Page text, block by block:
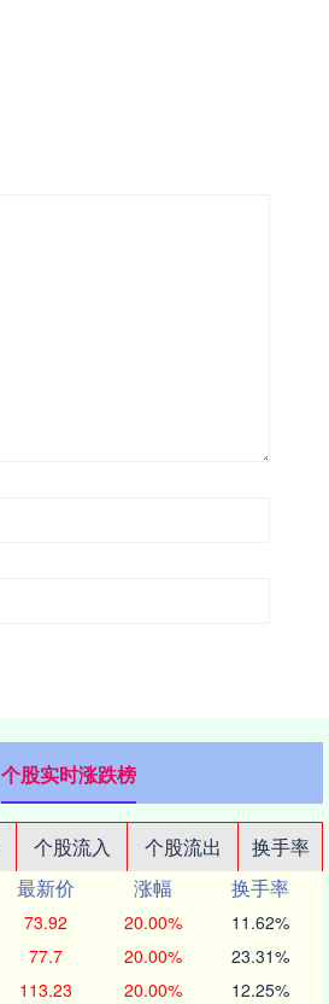
个股实时涨跌榜
个股流入 个股流出
换手率
最新价 涨幅
换手率
73.92 20.00% 11.62%
77.7 20.00% 23.31%
113.23 20.00% 12.25%